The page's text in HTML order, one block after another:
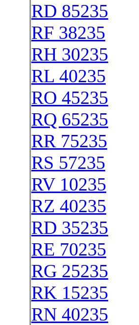
RD 85235
RF 38235
RH 30235
RL 40235
RO 45235
RQ 65235
RR 75235
RS 57235
RV 10235
RZ 40235
RD 35235
RE 70235
RG 25235
RK 15235
RN 40235